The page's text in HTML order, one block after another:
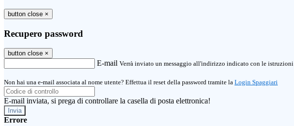
button close ×
Recupero password
button close ×
E-mail Verrà inviato un messaggio all'indirizzo indicato con le istruzioni
Non hai una e-mail associata al nome utente? Effettua il reset della password tramite la Login Spaggiari
E-mail inviata, si prega di controllare la casella di posta elettronica!
Errore